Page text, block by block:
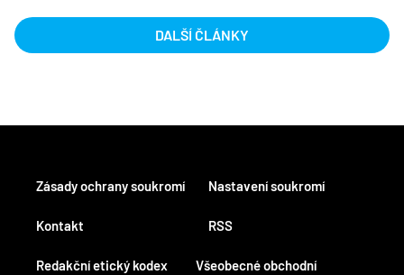
DALŠÍ ČLÁNKY
Kontakt
Redakční etický kodex
RSS
Všeobecné obchodní
Zásady ochrany soukromí Nastavení soukromí